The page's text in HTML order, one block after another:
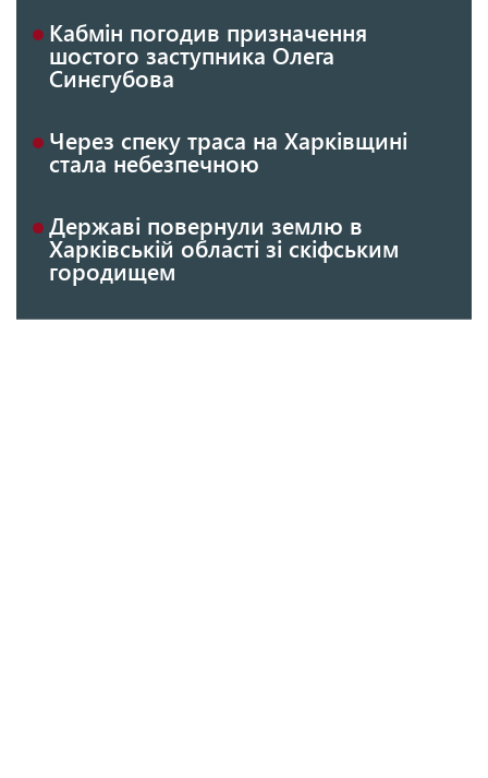
Кабмін погодив призначення
шостого заступника Олега
Синєгубова
Через спеку траса на Харківщині
стала небезпечною
Державі повернули землю в
Харківській області зі скіфським
городищем